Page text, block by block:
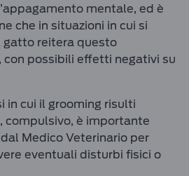
mentale, ed è
che in situazioni in cui si
gatto reitera questo
possibili effetti negativi su
in cui il grooming risulti
compulsivo, è importante
Medico Veterinario per
eventuali disturbi fisici o